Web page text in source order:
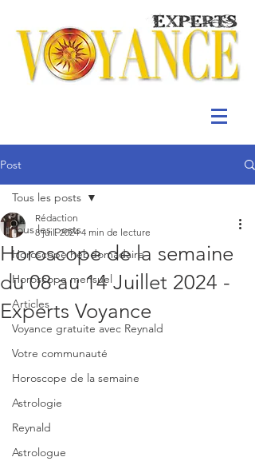
Post
Tous les posts
Horoscope hebdomadaire
Horoscope mensuel
Articles
Voyance gratuite avec Reynald
Votre communauté
Horoscope de la semaine
Astrologie
Reynald
Astrologue
Tous les posts
Horoscope de la semaine
du 08 au 14 Juillet 2024 -
Experts Voyance
Rédaction
8 juil. 2024 4 min de lecture